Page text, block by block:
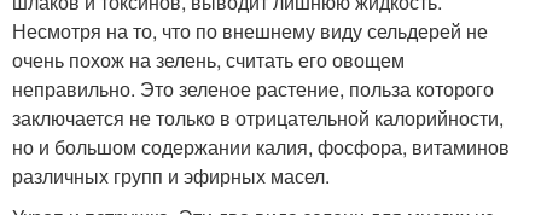
Несмотря на то, что по внешнему виду сельдерей не
очень похож на зелень, считать его овощем
неправильно. Это зеленое растение, польза которого
заключается не только в отрицательной калорийности,
но и большом содержании калия, фосфора, витаминов
различных групп и эфирных масел.